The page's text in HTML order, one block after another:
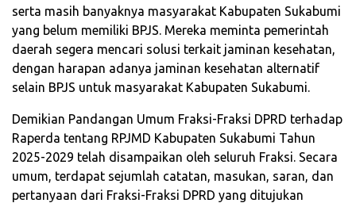
serta masih banyaknya masyarakat Kabupaten Sukabumi
yang belum memiliki BPJS. Mereka meminta pemerintah
daerah segera mencari solusi terkait jaminan kesehatan,
dengan harapan adanya jaminan kesehatan alternatif
selain BPJS untuk masyarakat Kabupaten Sukabumi.
Demikian Pandangan Umum Fraksi-Fraksi DPRD terhadap
Raperda tentang RPJMD Kabupaten Sukabumi Tahun
2025-2029 telah disampaikan oleh seluruh Fraksi. Secara
umum, terdapat sejumlah catatan, masukan, saran, dan
pertanyaan dari Fraksi-Fraksi DPRD yang ditujukan